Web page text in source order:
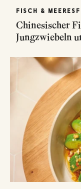
FISCH &
Chinesischer
Jungzwiebeln